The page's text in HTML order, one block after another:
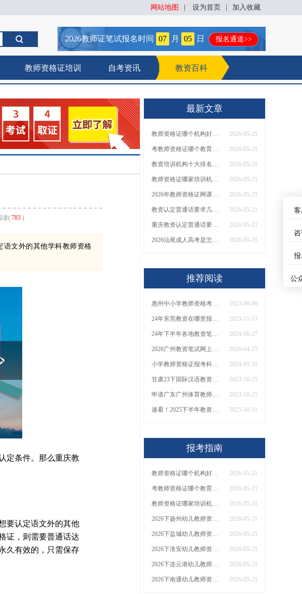
网站地图 设为首页 加入收藏
2026教师证笔试报名时间 07 月 05 日 报名通道>>
教师资格证培训 自考资讯 教资百科
读( 783 )
语文外的其他学科教师资格
定条件。那么重庆教
要认定语文外的其他
证，则需要普通话达
久有效的，只需保存
最新文章
教师资格证哪个机构好，哪一个好呢 2026-05-21
考教师资格证哪个教育机构比较好呢 2026-05-21
教资培训机构十大排名（怎么选） 2026-05-21
教师资格证哪家培训机构比较好，你选哪家？ 2026-05-21
2026年教师资格证网课哪个机构好 2026-05-21
教资认定普通话要求几年之内的？什么等级 2026-05-21
重庆教资认定普通话要求是多少 2026-05-21
2026汕尾成人高考是怎样的？怎么报名呢？ 2026-05-21
推荐阅读
惠州中小学教师资格考试报名须知 2023-09-09
24年东莞教资在哪里报考？ 2023-11-13
24年下半年各地教资笔试报名系统入口：7月5日开启 2024-06-27
2026广州教资笔试网上报名入口在哪 流程是什么 2026-04-25
小学教师资格证报考科目有哪些 2024-01-31
甘肃23下国际汉语教资面试报名入口开放：10月31-11月9日 2023-10-25
申请广东广州体育教师资格证需要满足哪些条件呢？ 2023-10-25
速看！2025下半年教资面试报名&考试时间已定！ 2025-10-11
报考指南
教师资格证哪个机构好，哪一个好呢 2026-05-21
考教师资格证哪个教育机构比较好呢 2026-05-21
教师资格证哪家培训机构比较好，你选哪家？ 2026-05-21
2026下扬州幼儿教师资格证什么时候报名 怎么报名 2026-05-21
2026下盐城幼儿教师资格证什么时候报名 怎么报名 2026-05-21
2026下淮安幼儿教师资格证什么时候报名 怎么报名 2026-05-21
2026下连云港幼儿教师资格证什么时候报名 怎么报名 2026-05-21
2026下南通幼儿教师资格证什么时候报名 怎么报名 2026-05-21
公